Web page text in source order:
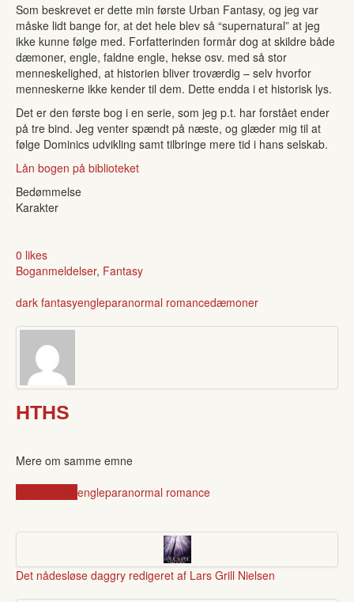
Som beskrevet er dette min første Urban Fantasy, og jeg var
måske lidt bange for, at det hele blev så “supernatural” at jeg
ikke kunne følge med. Forfatterinden formår dog at skildre både
dæmoner, engle, faldne engle, hekse osv. med så stor
menneskelighed, at historien bliver troværdig – selv hvorfor
menneskerne ikke kender til dem. Dette endda i et historisk lys.
Det er den første bog i en serie, som jeg p.t. har forstået ender
på tre bind. Jeg venter spændt på næste, og glæder mig til at
følge Dominics udvikling samt tilbringe mere tid i hans selskab.
Lån bogen på biblioteket
Bedømmelse
Karakter
0 likes
Boganmeldelser, Fantasy
dark fantasyengleparanormal romancedæmoner
HTHS
Mere om samme emne
engleparanormal romance
Det nådesløse daggry redigeret af Lars Grill Nielsen